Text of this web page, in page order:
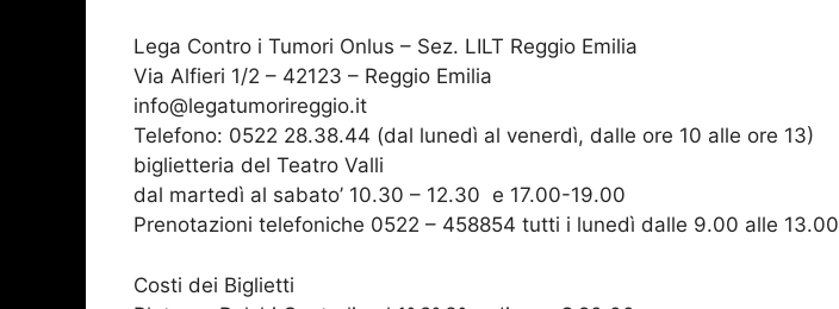
Lega Contro i Tumori Onlus – Sez. LILT Reggio Emilia
Via Alfieri 1/2 – 42123 – Reggio Emilia
info@legatumorireggio.it
Telefono: 0522 28.38.44 (dal lunedì al venerdì, dalle ore 10 alle ore 13)
biglietteria del Teatro Valli
dal martedì al sabato’ 10.30 – 12.30 e 17.00-19.00
Prenotazioni telefoniche 0522 – 458854 tutti i lunedì dalle 9.00 alle 13.00
Costi dei Biglietti